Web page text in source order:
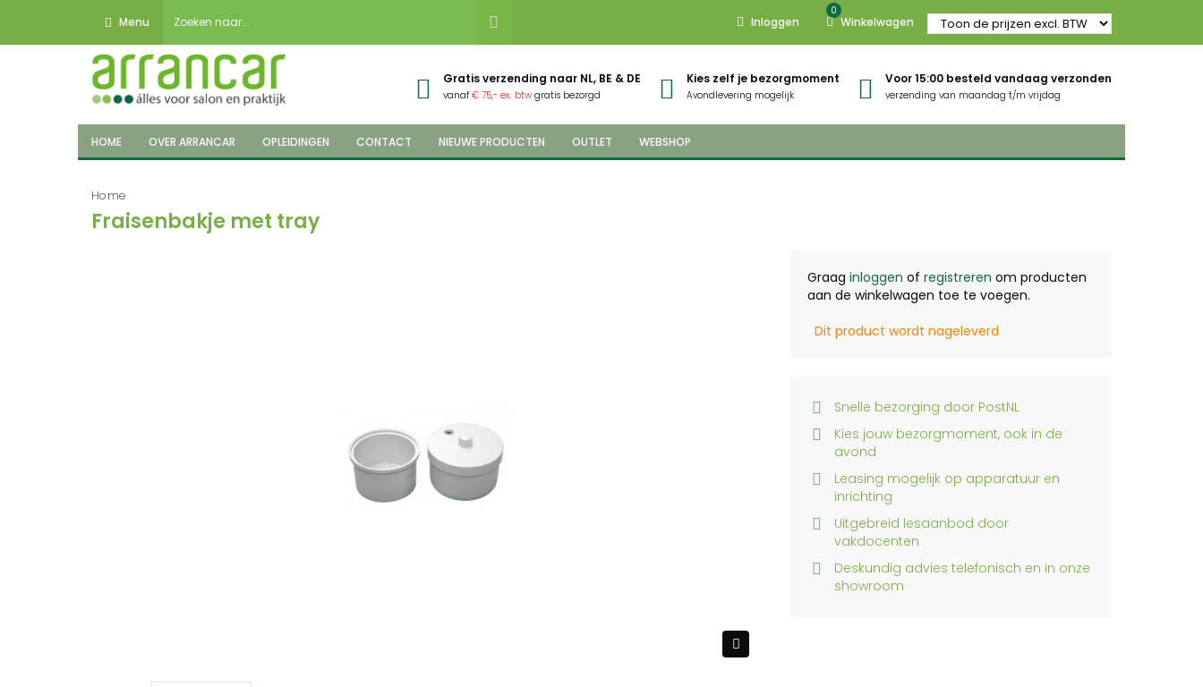
Menu Inloggen
0
Winkelwagen
Gratis verzending naar NL, BE & DE
vanaf€ 75,- ex. btw gratis bezorgd
Kies zelf je bezorgmoment
Avondlevering mogelijk
Voor 15:00 besteld vandaag verzonden
verzending van maandag t/m vrijdag
HOME OVER ARRANCAR OPLEIDINGEN CONTACT NIEUWE PRODUCTEN OUTLET WEBSHOP
Home
Fraisenbakje met tray
Graag inloggen of registreren om producten
aan de winkelwagen toe te voegen.
Dit product wordt nageleverd
Snelle bezorging door PostNL
Kies jouw bezorgmoment, ook in de
avond
Leasing mogelijk op apparatuur en
inrichting
Uitgebreid lesaanbod door
vakdocenten
Deskundig advies telefonisch en in onze
showroom